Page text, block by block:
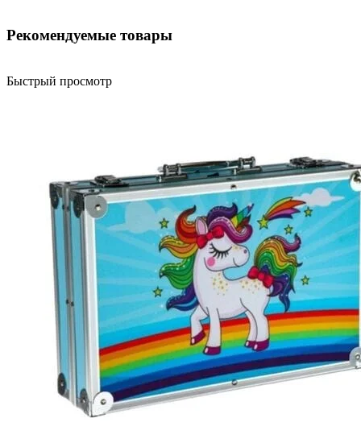
Рекомендуемые товары
Быстрый просмотр